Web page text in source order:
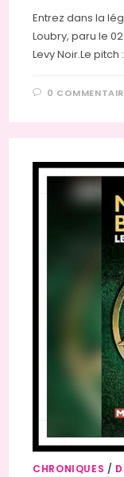
Entrez dans la
Loubry, paru le
Levy Noir.Le
0
CHRONIQUES /